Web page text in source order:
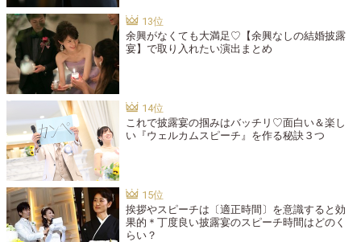
余興がなくても大満足♡【余興なしの結婚披露
宴】で取り入れたい演出まとめ
これで披露宴の掴みはバッチリ♡面白い＆楽し
い『ウェルカムスピーチ』を作る秘訣３つ
挨拶やスピーチは〔適正時間〕を意識すると効
果的＊丁度良い披露宴のスピーチ時間はどのく
らい？